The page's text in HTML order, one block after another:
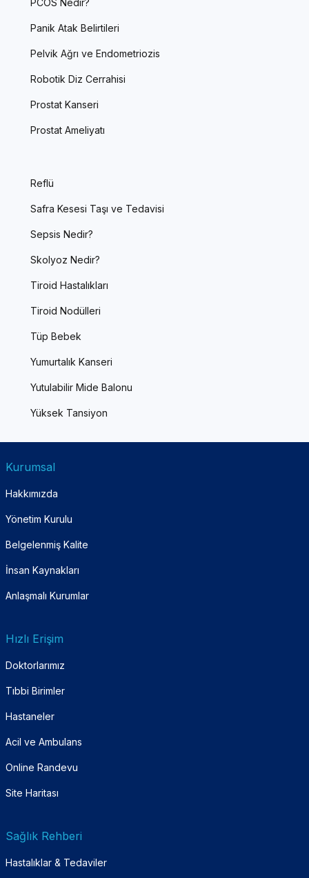
PCOS Nedir?
Panik Atak Belirtileri
Pelvik Ağrı ve Endometriozis
Robotik Diz Cerrahisi
Prostat Kanseri
Prostat Ameliyatı
Reflü
Safra Kesesi Taşı ve Tedavisi
Sepsis Nedir?
Skolyoz Nedir?
Tiroid Hastalıkları
Tiroid Nodülleri
Tüp Bebek
Yumurtalık Kanseri
Yutulabilir Mide Balonu
Yüksek Tansiyon
Kurumsal
Hakkımızda
Yönetim Kurulu
Belgelenmiş Kalite
İnsan Kaynakları
Anlaşmalı Kurumlar
Hızlı Erişim
Doktorlarımız
Tıbbi Birimler
Hastaneler
Acil ve Ambulans
Online Randevu
Site Haritası
Sağlık Rehberi
Hastalıklar & Tedaviler